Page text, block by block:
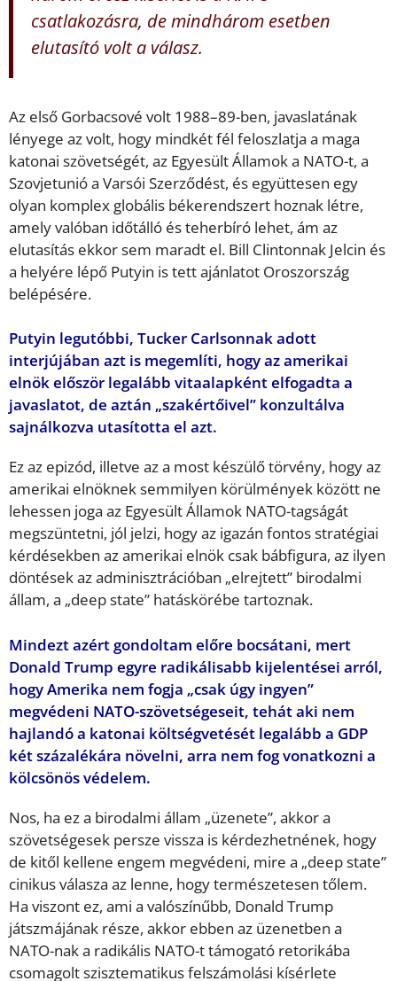
csatlakozásra, de mindhárom esetben
elutasító volt a válasz.
Az első Gorbacsové volt 1988–89-ben, javaslatának
lényege az volt, hogy mindkét fél feloszlatja a maga
katonai szövetségét, az Egyesült Államok a NATO-t, a
Szovjetunió a Varsói Szerződést, és együttesen egy
olyan komplex globális békerendszert hoznak létre,
amely valóban időtálló és teherbíró lehet, ám az
elutasítás ekkor sem maradt el. Bill Clintonnak Jelcin és
a helyére lépő Putyin is tett ajánlatot Oroszország
belépésére.
Putyin legutóbbi, Tucker Carlsonnak adott
interjújában azt is megemlíti, hogy az amerikai
elnök először legalább vitaalapként elfogadta a
javaslatot, de aztán „szakértőivel” konzultálva
sajnálkozva utasította el azt.
Ez az epizód, illetve az a most készülő törvény, hogy az
amerikai elnöknek semmilyen körülmények között ne
lehessen joga az Egyesült Államok NATO-tagságát
megszüntetni, jól jelzi, hogy az igazán fontos stratégiai
kérdésekben az amerikai elnök csak bábfigura, az ilyen
döntések az adminisztrációban „elrejtett” birodalmi
állam, a „deep state” hatáskörébe tartoznak.
Mindezt azért gondoltam előre bocsátani, mert
Donald Trump egyre radikálisabb kijelentései arról,
hogy Amerika nem fogja „csak úgy ingyen”
megvédeni NATO-szövetségeseit, tehát aki nem
hajlandó a katonai költségvetését legalább a GDP
két százalékára növelni, arra nem fog vonatkozni a
kölcsönös védelem.
Nos, ha ez a birodalmi állam „üzenete”, akkor a
szövetségesek persze vissza is kérdezhetnének, hogy
de kitől kellene engem megvédeni, mire a „deep state”
cinikus válasza az lenne, hogy természetesen tőlem.
Ha viszont ez, ami a valószínűbb, Donald Trump
játszmájának része, akkor ebben az üzenetben a
NATO-nak a radikális NATO-t támogató retorikába
csomagolt szisztematikus felszámolási kísérlete